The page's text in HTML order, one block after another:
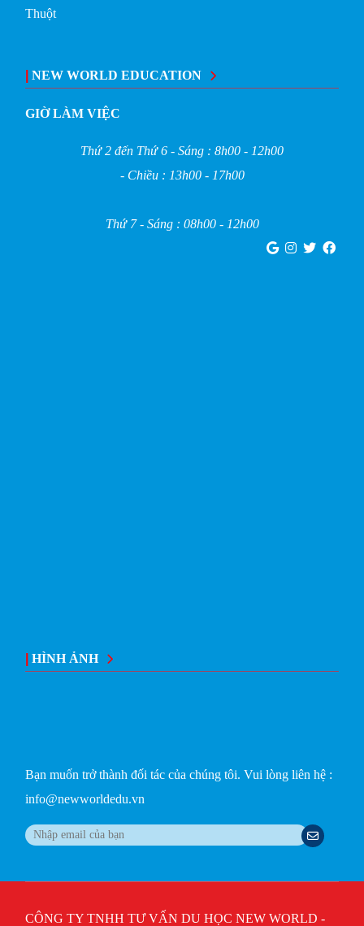
Thuột
NEW WORLD EDUCATION
GIỜ LÀM VIỆC
Thứ 2 đến Thứ 6 - Sáng : 8h00 - 12h00
- Chiều : 13h00 - 17h00
Thứ 7 - Sáng : 08h00 - 12h00
HÌNH ẢNH
Bạn muốn trở thành đối tác của chúng tôi. Vui lòng liên hệ :
info@newworldedu.vn
CÔNG TY TNHH TƯ VẤN DU HỌC NEW WORLD -